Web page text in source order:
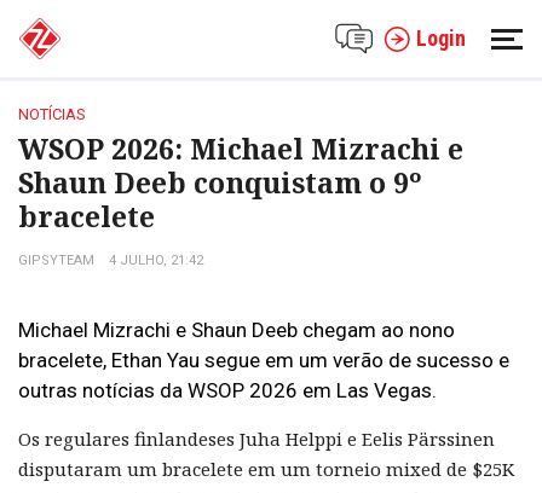
Login
NOTÍCIAS
WSOP 2026: Michael Mizrachi e
Shaun Deeb conquistam o 9º
bracelete
GIPSYTEAM 4 JULHO, 21:42
Michael Mizrachi e Shaun Deeb chegam ao nono
bracelete, Ethan Yau segue em um verão de sucesso e
outras notícias da WSOP 2026 em Las Vegas.
Os regulares finlandeses Juha Helppi e Eelis Pärssinen
disputaram um bracelete em um torneio mixed de $25K